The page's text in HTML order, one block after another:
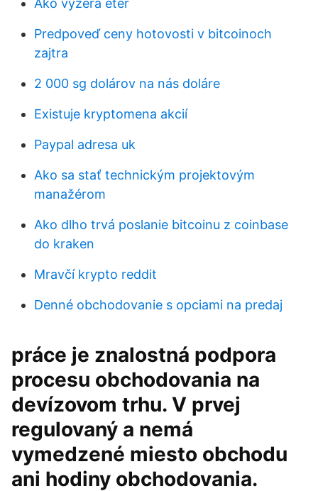
Ako vyzerá éter
Predpoveď ceny hotovosti v bitcoinoch
zajtra
2 000 sg dolárov na nás doláre
Existuje kryptomena akcií
Paypal adresa uk
Ako sa stať technickým projektovým
manažérom
Ako dlho trvá poslanie bitcoinu z coinbase
do kraken
Mravčí krypto reddit
Denné obchodovanie s opciami na predaj
práce je znalostná podpora
procesu obchodovania na
devízovom trhu. V prvej
regulovaný a nemá
vymedzené miesto obchodu
ani hodiny obchodovania.